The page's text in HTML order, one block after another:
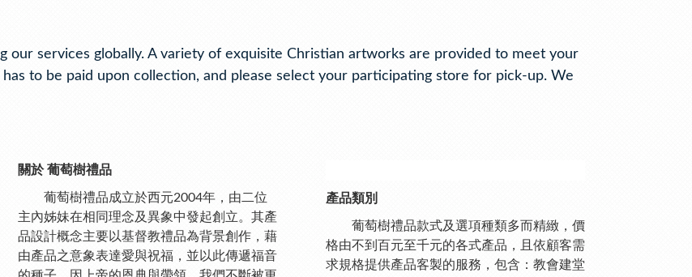
services globally. A variety of exquisite Christian artworks are provided to meet your
to be paid upon collection, and please select your participating store for pick-up. We
關於 葡萄樹禮品
葡萄樹禮品成立於西元2004年，由二位
主內姊妹在相同理念及異象中發起創立。其產
品設計概念主要以基督教禮品為背景創作，藉
由產品之意象表達愛與祝福，並以此傳遞福音
產品類別
葡萄樹禮品款式及選項種類多而精緻，價
格由不到百元至千元的各式產品，且依顧客需
求規格提供產品客製的服務，包含：教會建堂